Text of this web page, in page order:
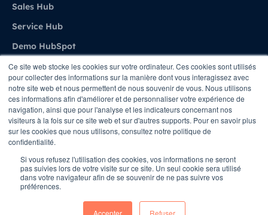
Ce site web stocke les cookies sur votre ordinateur. Ces cookies sont utilisés
pour collecter des informations sur la manière dont vous interagissez avec
notre site web et nous permettent de nous souvenir de vous. Nous utilisons
ces informations afin d'améliorer et de personnaliser votre expérience de
navigation, ainsi que pour l'analyse et les indicateurs concernant nos
visiteurs à la fois sur ce site web et sur d'autres supports. Pour en savoir plus
sur les cookies que nous utilisons, consultez notre politique de
confidentialité.
Si vous refusez l'utilisation des cookies, vos informations ne seront
pas suivies lors de votre visite sur ce site. Un seul cookie sera utilisé
dans votre navigateur afin de se souvenir de ne pas suivre vos
préférences.
Accepter Refuser
Sales Hub
Service Hub
Demo HubSpot
Agence
A propos de Stratenet
Stratenet X HubSpot
Nous Contacter
Copyright © STRATENET - All rights Reserved